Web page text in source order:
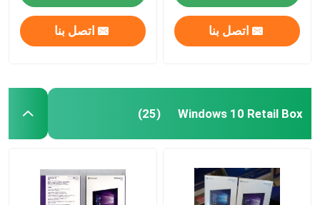
اتصل بنا اتصل بنا
Windows 10 Retail Box
(25)